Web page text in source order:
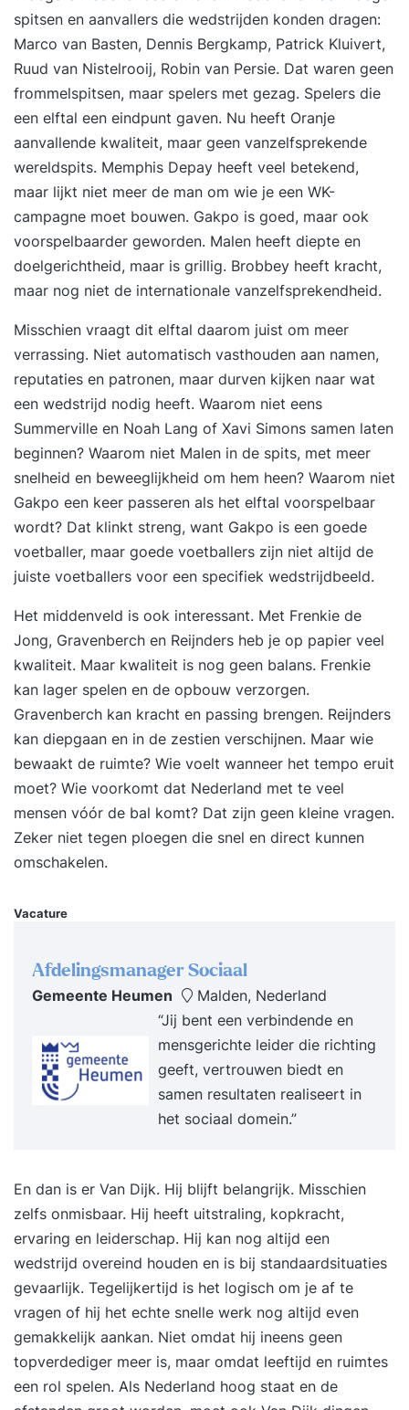
Daarna ontvangt de cursist de verlenging van het
Oranje Kruis diploma Eerste Hulp. Aanvang Wij
verwachten u 15 minuten voor aanvang van de
training op de genoemde locatie.De kandidaat
dient zich gedurende de gehele cursus te kunnen
legitimeren. Kledingadvies Gemakkelijke kleding
en dichte schoenen in verband met
praktijkopdrachten. Lunch en Consumpties Lunch
en consumpties zijn bij de cursusprijs inbegrepen
wanneer de training plaatsvindt op het BHV
Oefencentrum van Preventief BV en een volledige
lesdag gevolgd wordt.Heeft u een specifiek dieet
of een allergie neem dan vooraf contact met ons
op.Betreft het een in-company training dan
gelden de bedrijfsspecifieke gemaakte afspraken.
Wijziging/Annulering Bij wijziging of annulering
ongeacht de reden worden onderstaande kosten
in rekening gebracht; Annuleringsvoorwaarden
Verschuldigd Annuleren open inschrijving > 14
dagen* 0% Annuleren open inschrijving 8-14
dagen* 25% Annuleren open inschrijving 1-7
dagen* 50% Afwezig zonder afmelding of
afmelding op lesdag zelf 100% * Indien
afgedragen worden de kosten voor het lesboek
altijd mogelijk om een collega in uw plaats te
sturen. In dat geval worden er geen kosten in
rekening gebracht.Overleg een wijziging of
annulering altijd met de
contactpersoon/leidinggevende van uw
organisatie en volg de bedrijfsspecifieke
afspraken hierover.
spitsen en aanvallers die wedstrijden konden dragen:
Marco van Basten, Dennis Bergkamp, Patrick Kluivert,
Ruud van Nistelrooij, Robin van Persie. Dat waren geen
frommelspitsen, maar spelers met gezag. Spelers die
een elftal een eindpunt gaven. Nu heeft Oranje
aanvallende kwaliteit, maar geen vanzelfsprekende
wereldspits. Memphis Depay heeft veel betekend,
maar lijkt niet meer de man om wie je een WK-
campagne moet bouwen. Gakpo is goed, maar ook
voorspelbaarder geworden. Malen heeft diepte en
doelgerichtheid, maar is grillig. Brobbey heeft kracht,
maar nog niet de internationale vanzelfsprekendheid.
Misschien vraagt dit elftal daarom juist om meer
verrassing. Niet automatisch vasthouden aan namen,
reputaties en patronen, maar durven kijken naar wat
een wedstrijd nodig heeft. Waarom niet eens
Summerville en Noah Lang of Xavi Simons samen laten
beginnen? Waarom niet Malen in de spits, met meer
snelheid en beweeglijkheid om hem heen? Waarom niet
Gakpo een keer passeren als het elftal voorspelbaar
wordt? Dat klinkt streng, want Gakpo is een goede
voetballer, maar goede voetballers zijn niet altijd de
juiste voetballers voor een specifiek wedstrijdbeeld.
Het middenveld is ook interessant. Met Frenkie de
Jong, Gravenberch en Reijnders heb je op papier veel
kwaliteit. Maar kwaliteit is nog geen balans. Frenkie
kan lager spelen en de opbouw verzorgen.
Gravenberch kan kracht en passing brengen. Reijnders
kan diepgaan en in de zestien verschijnen. Maar wie
bewaakt de ruimte? Wie voelt wanneer het tempo eruit
moet? Wie voorkomt dat Nederland met te veel
mensen vóór de bal komt? Dat zijn geen kleine vragen.
Zeker niet tegen ploegen die snel en direct kunnen
omschakelen.
Vacature
Afdelingsmanager Sociaal
Gemeente Heumen
Malden, Nederland
“Jij bent een verbindende en
mensgerichte leider die richting
geeft, vertrouwen biedt en
samen resultaten realiseert in
het sociaal domein.”
En dan is er Van Dijk. Hij blijft belangrijk. Misschien
zelfs onmisbaar. Hij heeft uitstraling, kopkracht,
ervaring en leiderschap. Hij kan nog altijd een
wedstrijd overeind houden en is bij standaardsituaties
gevaarlijk. Tegelijkertijd is het logisch om je af te
vragen of hij het echte snelle werk nog altijd even
gemakkelijk aankan. Niet omdat hij ineens geen
topverdediger meer is, maar omdat leeftijd en ruimtes
een rol spelen. Als Nederland hoog staat en de